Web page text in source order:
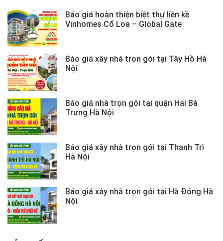
Báo giá hoàn thiện biệt thự liền kề
Vinhomes Cổ Loa – Global Gate
Báo giá xây nhà trọn gói tại Tây Hồ Hà
Nội
Báo giá nhà trọn gói tại quận Hai Bà
Trưng Hà Nội
Báo giá xây nhà trọn gói tại Thanh Trì
Hà Nội
Báo giá xây nhà trọn gói tại Hà Đông Hà
Nội